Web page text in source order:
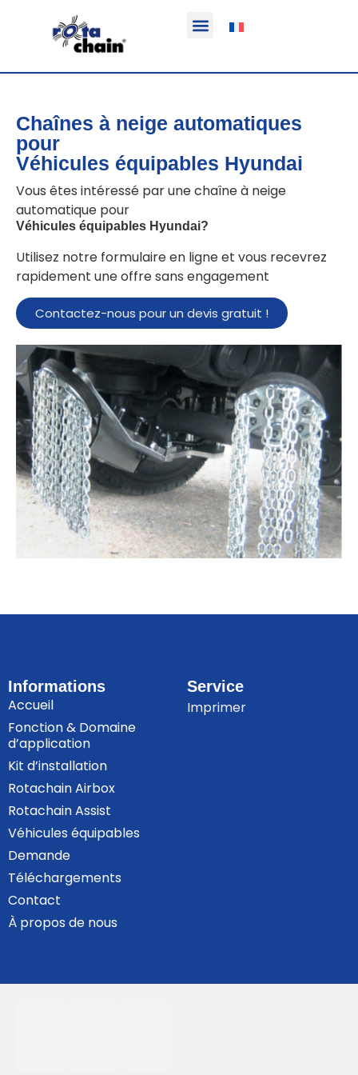
Chaînes à neige automatiques
pour
Véhicules équipables Hyundai
Vous êtes intéressé par une chaîne à neige
automatique pour
Véhicules équipables Hyundai?
Utilisez notre formulaire en ligne et vous recevrez
rapidement une offre sans engagement
Contactez-nous pour un devis gratuit !
Informations
Accueil
Fonction & Domaine
d’application
Kit d’installation
Rotachain Airbox
Rotachain Assist
Véhicules équipables
Demande
Téléchargements
Contact
À propos de nous
Service
Imprimer